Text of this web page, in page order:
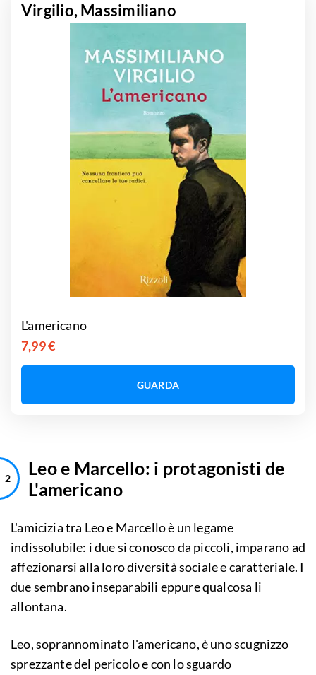
Virgilio, Massimiliano
L'americano
7,99 €
GUARDA
Leo e Marcello: i protagonisti de
L'americano
L'amicizia tra Leo e Marcello è un legame
indissolubile: i due si conosco da piccoli, imparano ad
affezionarsi alla loro diversità sociale e caratteriale. I
due sembrano inseparabili eppure qualcosa li
allontana.
Leo, soprannominato l'americano, è uno scugnizzo
sprezzante del pericolo e con lo sguardo